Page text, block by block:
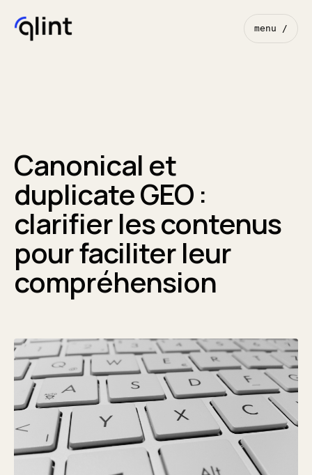
menu /
Canonical et
duplicate GEO :
clarifier les contenus
pour faciliter leur
compréhension